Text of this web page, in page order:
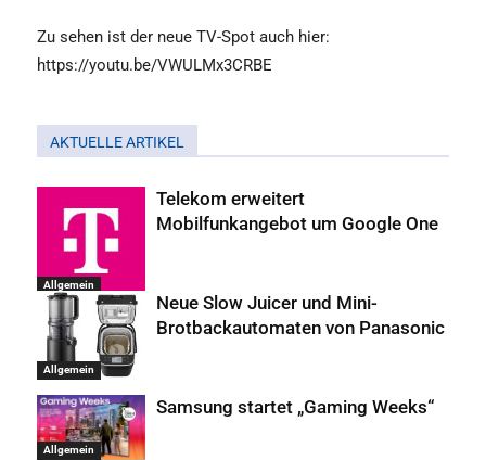
Zu sehen ist der neue TV-Spot auch hier:
https://youtu.be/VWULMx3CRBE
AKTUELLE ARTIKEL
Allgemein
Telekom erweitert
Mobilfunkangebot um Google One
Allgemein
Neue Slow Juicer und Mini-
Brotbackautomaten von Panasonic
Allgemein
Samsung startet „Gaming Weeks“